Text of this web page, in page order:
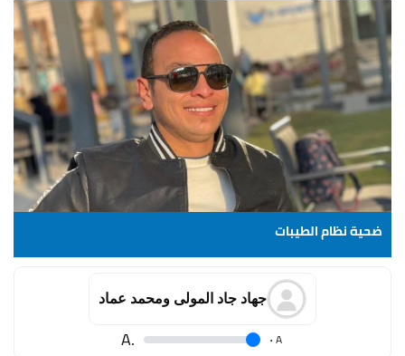
ضحية نظام الطيبات
جهاد جاد المولى ومحمد عماد
A
.
.A